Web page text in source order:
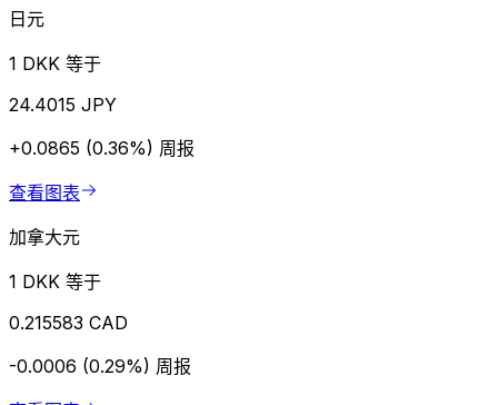
日元
1 DKK 等于
24.4015 JPY
+0.0865 (0.36%) 周报
查看图表
加拿大元
1 DKK 等于
0.215583 CAD
-0.0006 (0.29%) 周报